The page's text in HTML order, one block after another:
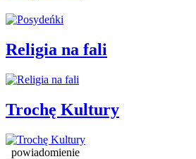
Religia na fali
Trochę Kultury
powiadomienie